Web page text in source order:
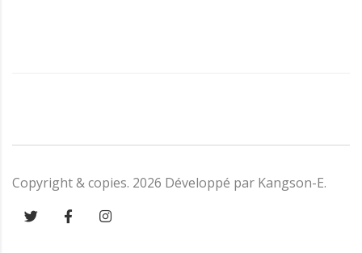
Copyright & copies. 2026 Développé par Kangson-E.